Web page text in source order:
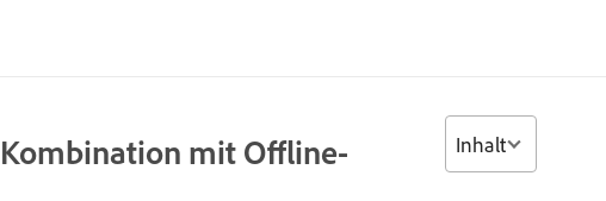
mit Offline-
Inhalt